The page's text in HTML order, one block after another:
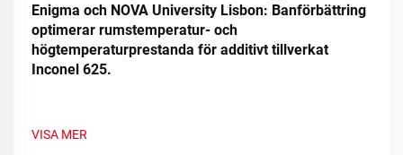
Enigma och NOVA University Lisbon: Banförbättring
optimerar rumstemperatur- och
högtemperaturprestanda för additivt tillverkat
Inconel 625.
VISA MER